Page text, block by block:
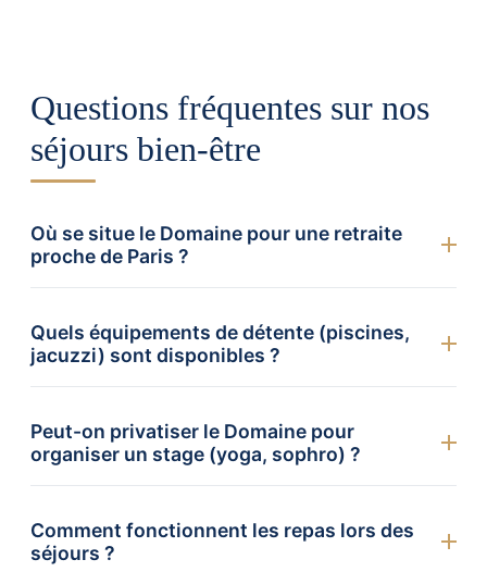
Questions fréquentes sur nos
séjours bien-être
Où se situe le Domaine pour une retraite
proche de Paris ?
Quels équipements de détente (piscines,
jacuzzi) sont disponibles ?
Peut-on privatiser le Domaine pour
organiser un stage (yoga, sophro) ?
Comment fonctionnent les repas lors des
séjours ?